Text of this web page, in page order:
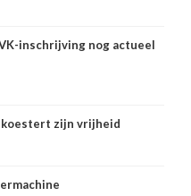
inschrijving nog actueel
zijn vrijheid